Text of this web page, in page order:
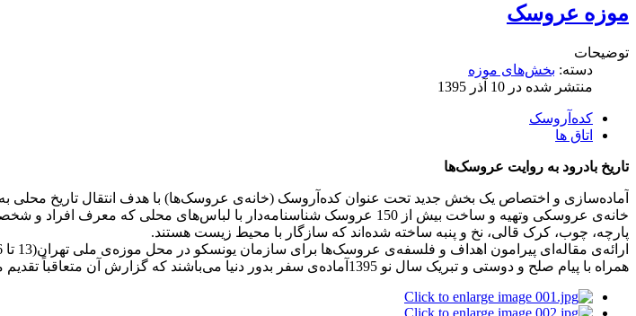
موزه عروسک
توضیحات
دسته: بخش‌های موزه
منتشر شده در 10 آذر 1395
کده‌آروسک
اتاق ها
تاریخ بادرود به روایت عروسک‌ها
آماده‌سازی و اختصاص یک بخش جدید تحت عنوان کده‌آروسک (خانه‌ی عروسک‌ها) با هدف انتقال تاریخ
خانه‌ی عروسکی وتهیه و ساخت بیش از 150 عروسک شناسنامه‌دار با لباس‌های
پارچه، چوب، کرک قالی، نخ و پنبه ساخته شده‌اند که سازگار با محیط زیست هستند‌.
همراه با پیام صلح و دوستی و تبریک سال نو 1395آماده‌ی سفر بدور دنیا می‌باشند که گزارش آن متعاقباً تقدیم می‌گردد. رونمایی از این مجموعه در تاریخ 27 فروردین‌ماه سال 1395 رسماً انجام شد.